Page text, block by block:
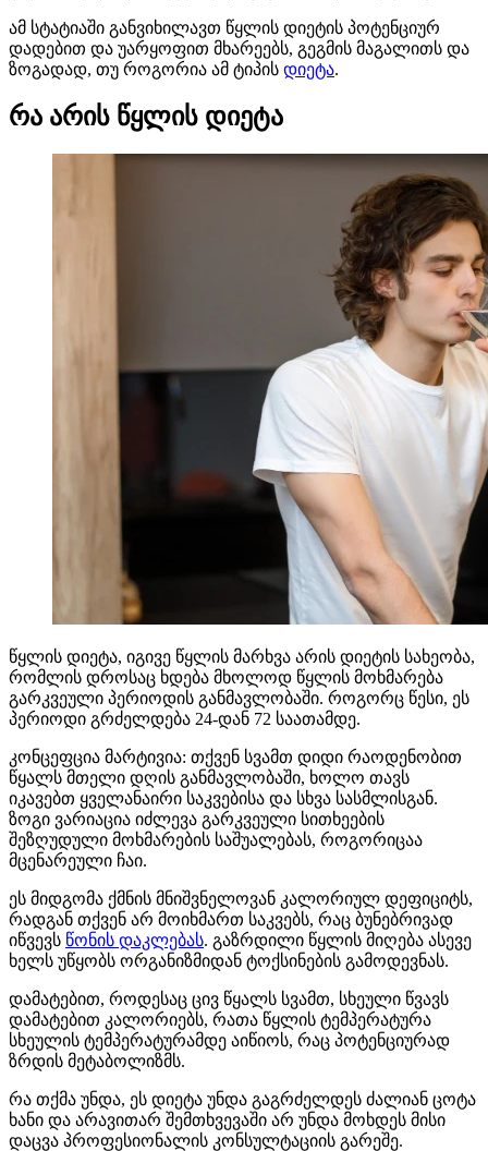
ამ სტატიაში განვიხილავთ წყლის დიეტის პოტენციურ
დადებით და უარყოფით მხარეებს, გეგმის მაგალითს და
ზოგადად, თუ როგორია ამ ტიპის დიეტა.
რა არის წყლის დიეტა
წყლის დიეტა, იგივე წყლის მარხვა არის დიეტის სახეობა,
რომლის დროსაც ხდება მხოლოდ წყლის მოხმარება
გარკვეული პერიოდის განმავლობაში. როგორც წესი, ეს
პერიოდი გრძელდება 24-დან 72 საათამდე.
კონცეფცია მარტივია: თქვენ სვამთ დიდი რაოდენობით
წყალს მთელი დღის განმავლობაში, ხოლო თავს
იკავებთ ყველანაირი საკვებისა და სხვა სასმლისგან.
ზოგი ვარიაცია იძლევა გარკვეული სითხეების
შეზღუდული მოხმარების საშუალებას, როგორიცაა
მცენარეული ჩაი.
ეს მიდგომა ქმნის მნიშვნელოვან კალორიულ დეფიციტს,
რადგან თქვენ არ მოიხმართ საკვებს, რაც ბუნებრივად
იწვევს წონის დაკლებას. გაზრდილი წყლის მიღება ასევე
ხელს უწყობს ორგანიზმიდან ტოქსინების გამოდევნას.
დამატებით, როდესაც ცივ წყალს სვამთ, სხეული წვავს
დამატებით კალორიებს, რათა წყლის ტემპერატურა
სხეულის ტემპერატურამდე აიწიოს, რაც პოტენციურად
ზრდის მეტაბოლიზმს.
რა თქმა უნდა, ეს დიეტა უნდა გაგრძელდეს ძალიან ცოტა
ხანი და არავითარ შემთხვევაში არ უნდა მოხდეს მისი
დაცვა პროფესიონალის კონსულტაციის გარეშე.